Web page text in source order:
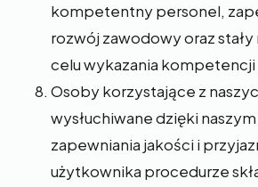
kompetentny personel,
rozwój zawodowy oraz
celu wykazania kompetencji
Osoby korzystające z
wysłuchiwane dzięki
zapewniania jakości i
użytkownika procedurze